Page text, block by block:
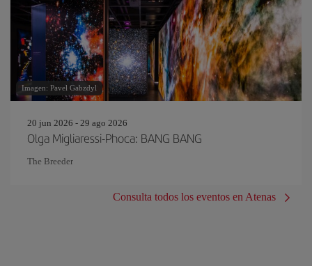
Imagen: Pavel Gabzdyl
20 jun 2026 - 29 ago 2026
Olga Migliaressi-Phoca: BANG BANG
The Breeder
Consulta todos los eventos en Atenas